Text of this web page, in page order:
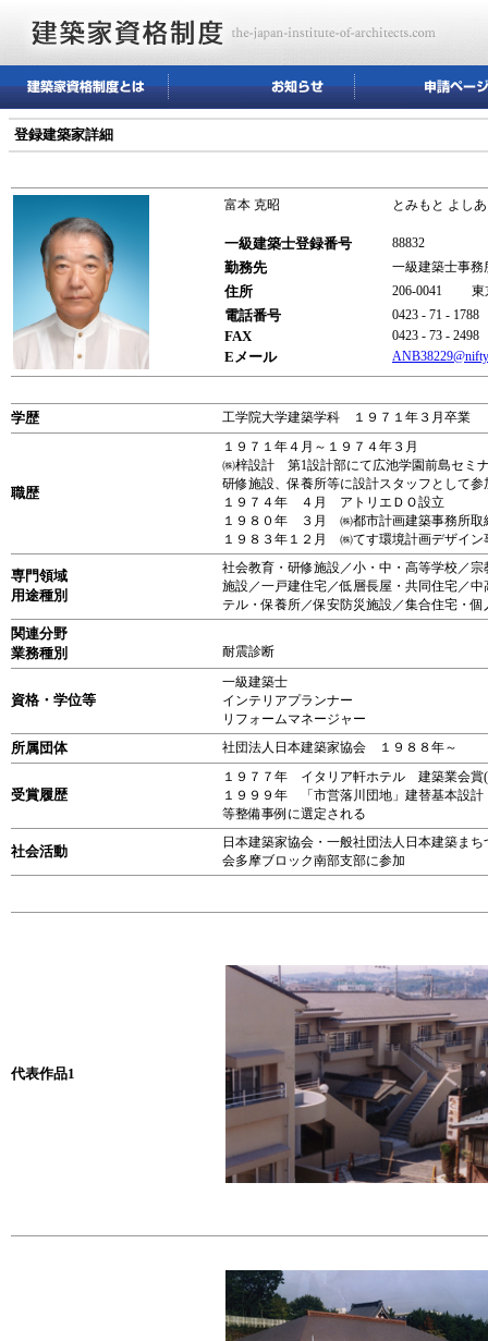
登録建築家詳細
富本 克昭 とみもと よし
一級建築士登録番号 88832
勤務先 一級建築士事
住所 206-0041 東
電話番号 0423 - 71 - 1788
FAX 0423 - 73 - 2498
Eメール
学歴 工学院大学建築学科 １９７１年３月卒業
職歴
１９７１年４月～１９７４年３月
㈱梓設計 第1設計部にて広池学園前島セミ
研修施設、保養所等に設計スタッフとして参
１９７４年 ４月 アトリエＤＯ設立
１９８０年 ３月 ㈱都市計画建築事務所取
１９８３年１２月 ㈱てす環境計画デザイ
専門領域
用途種別
社会教育・研修施設／小・中・高等学校／
施設／一戸建住宅／低層長屋・共同住宅／
テル・保養所／保安防災施設／集合住宅・個
関連分野
業務種別
耐震診断
資格・学位等
一級建築士
インテリアプランナー
リフォームマネージャー
所属団体 社団法人日本建築家協会 １９８８年～
受賞履歴
１９７７年 イタリア軒ホテル 建築業会賞
１９９９年 「市営落川団地」建替基本設計
等整備事例に選定される
社会活動
日本建築家協会・一般社団法人日本建築ま
会多摩ブロック南部支部に参加
代表作品1